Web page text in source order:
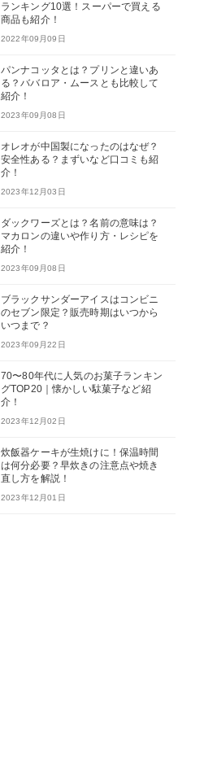
ランキング10選！スーパーで買える
商品も紹介！
2022年09月09日
パンナコッタとは？プリンと違いあ
る？ババロア・ムースとも比較して
紹介！
2023年09月08日
オレオが中国製になったのはなぜ？
安全性ある？まずいなど口コミも紹
介！
2023年12月03日
ダックワーズとは？名前の意味は？
マカロンの違いや作り方・レシピを
紹介！
2023年09月08日
ブラックサンダーアイスはコンビニ
のセブン限定？販売時期はいつから
いつまで？
2023年09月22日
70〜80年代に人気のお菓子ランキン
グTOP20｜懐かしい駄菓子など紹
介！
2023年12月02日
炊飯器ケーキが生焼けに！保温時間
は何分必要？早炊きの注意点や焼き
直し方を解説！
2023年12月01日